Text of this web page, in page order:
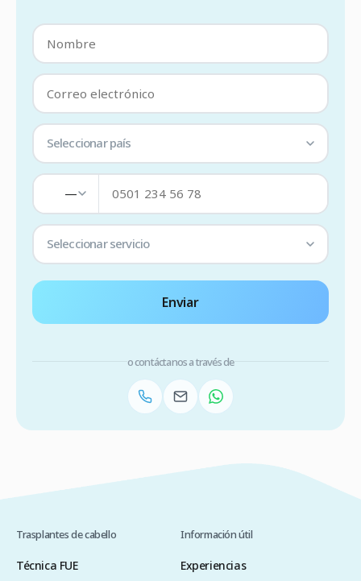
Seleccionar país
—
Seleccionar servicio
Enviar
o contáctanos a través de
Trasplantes de cabello
Técnica FUE
Información útil
Experiencias